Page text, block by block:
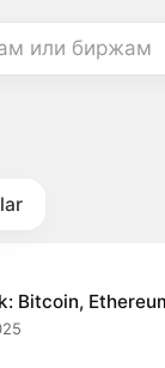
или биржам
Bitcoin,